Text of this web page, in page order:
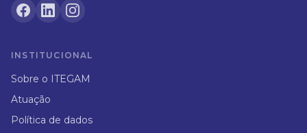
INSTITUCIONAL
Sobre o ITEGAM
Atuação
Política de dados